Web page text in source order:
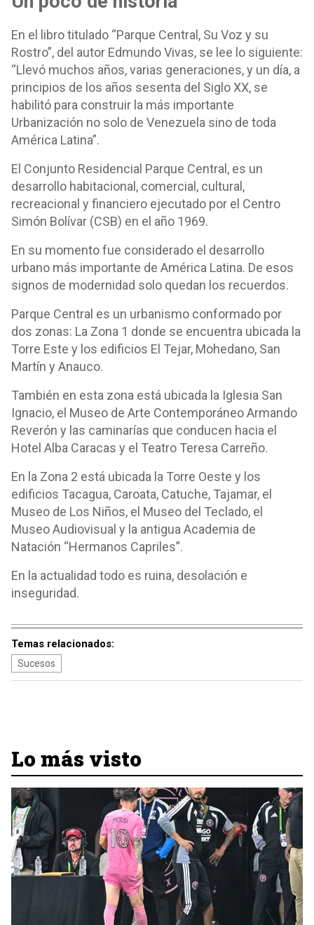
En el libro titulado “Parque Central, Su Voz y su
Rostro”, del autor Edmundo Vivas, se lee lo siguiente:
“Llevó muchos años, varias generaciones, y un día, a
principios de los años sesenta del Siglo XX, se
habilitó para construir la más importante
Urbanización no solo de Venezuela sino de toda
América Latina”.
El Conjunto Residencial Parque Central, es un
desarrollo habitacional, comercial, cultural,
recreacional y financiero ejecutado por el Centro
Simón Bolívar (CSB) en el año 1969.
En su momento fue considerado el desarrollo
urbano más importante de América Latina. De esos
signos de modernidad solo quedan los recuerdos.
Parque Central es un urbanismo conformado por
dos zonas: La Zona 1 donde se encuentra ubicada la
Torre Este y los edificios El Tejar, Mohedano, San
Martín y Anauco.
También en esta zona está ubicada la Iglesia San
Ignacio, el Museo de Arte Contemporáneo Armando
Reverón y las caminarías que conducen hacia el
Hotel Alba Caracas y el Teatro Teresa Carreño.
En la Zona 2 está ubicada la Torre Oeste y los
edificios Tacagua, Caroata, Catuche, Tajamar, el
Museo de Los Niños, el Museo del Teclado, el
Museo Audiovisual y la antigua Academia de
Natación “Hermanos Capriles”.
En la actualidad todo es ruina, desolación e
inseguridad.
Temas relacionados:
Sucesos
Lo más visto